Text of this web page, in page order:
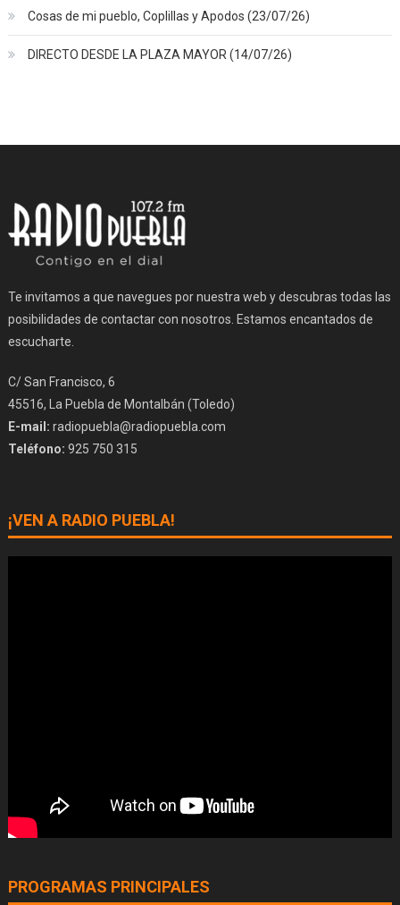
Cosas de mi pueblo, Coplillas y Apodos (23/07/26)
DIRECTO DESDE LA PLAZA MAYOR (14/07/26)
Te invitamos a que navegues por nuestra web y descubras todas las
posibilidades de contactar con nosotros. Estamos encantados de
escucharte.
C/ San Francisco, 6
45516, La Puebla de Montalbán (Toledo)
E-mail: radiopuebla@radiopuebla.com
Teléfono: 925 750 315
¡VEN A RADIO PUEBLA!
PROGRAMAS PRINCIPALES